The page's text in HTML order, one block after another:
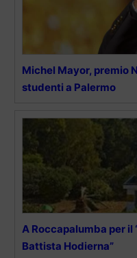
Michel Mayor, premio
studenti a Palermo
A Roccapalumba per il
Battista Hodierna”